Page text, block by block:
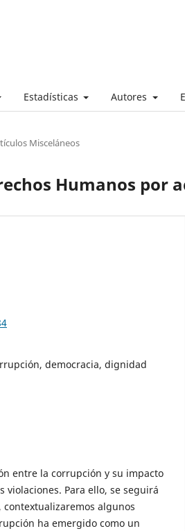
Estadísticas Autores
Misceláneos
Humanos por
democracia, dignidad
entre la corrupción y su impacto
violaciones. Para ello, se seguirá
algunos
ha emergido como un